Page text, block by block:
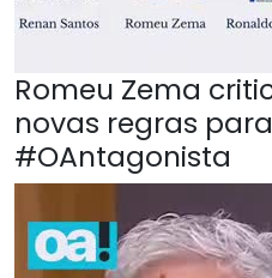
Romeu Zema
novas regras para
#OAntagonista